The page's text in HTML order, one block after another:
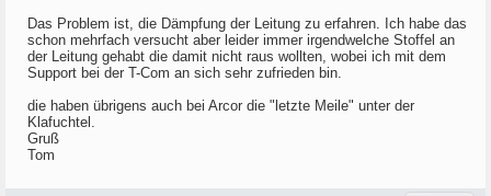
Das Problem ist, die Dämpfung der Leitung zu erfahren. Ich habe das
schon mehrfach versucht aber leider immer irgendwelche Stoffel an
der Leitung gehabt die damit nicht raus wollten, wobei ich mit dem
Support bei der T-Com an sich sehr zufrieden bin.
die haben übrigens auch bei Arcor die "letzte Meile" unter der
Klafuchtel.
Gruß
Tom